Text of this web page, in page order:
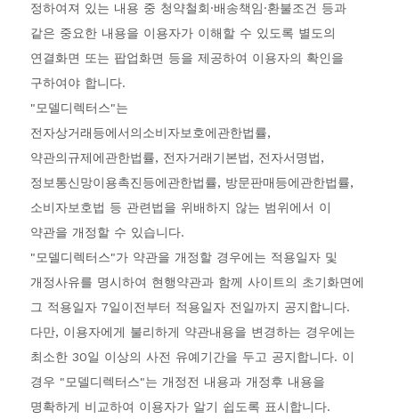
정하여져 있는 내용 중 청약철회·배송책임·환불조건 등과
같은 중요한 내용을 이용자가 이해할 수 있도록 별도의
연결화면 또는 팝업화면 등을 제공하여 이용자의 확인을
구하여야 합니다.
"모델디렉터스"는
전자상거래등에서의소비자보호에관한법률,
약관의규제에관한법률, 전자거래기본법, 전자서명법,
정보통신망이용촉진등에관한법률, 방문판매등에관한법률,
소비자보호법 등 관련법을 위배하지 않는 범위에서 이
약관을 개정할 수 있습니다.
"모델디렉터스"가 약관을 개정할 경우에는 적용일자 및
개정사유를 명시하여 현행약관과 함께 사이트의 초기화면에
그 적용일자 7일이전부터 적용일자 전일까지 공지합니다.
다만, 이용자에게 불리하게 약관내용을 변경하는 경우에는
최소한 30일 이상의 사전 유예기간을 두고 공지합니다. 이
경우 "모델디렉터스"는 개정전 내용과 개정후 내용을
명확하게 비교하여 이용자가 알기 쉽도록 표시합니다.